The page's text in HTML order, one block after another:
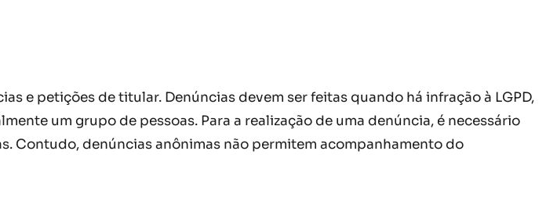
e petições de titular. Denúncias devem ser feitas quando há infração à LGPD,
um grupo de pessoas. Para a realização de uma denúncia, é necessário
Contudo, denúncias anônimas não permitem acompanhamento do